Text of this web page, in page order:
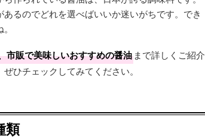
るのでどれを選べばいいか迷いがちです。でき
市販で美味しいおすすめの醤油 まで詳しくご紹介
ひチェックしてみてください。
類